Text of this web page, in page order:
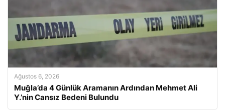
Ağustos 6, 2026
Muğla’da 4 Günlük Aramanın Ardından Mehmet Ali
Y.’nin Cansız Bedeni Bulundu